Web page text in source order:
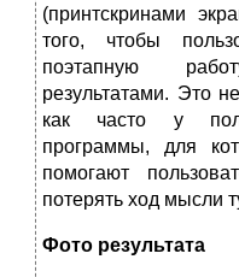
(принтскринами
того, чтобы
поэтапную
результатами. Это
как часто у
программы, для
помогают
потерять ход мысли
Фото результата